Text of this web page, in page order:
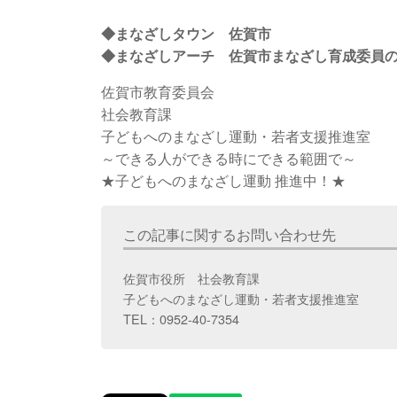
◆まなざしタウン 佐賀市
◆まなざしアーチ 佐賀市まなざし育成委員
佐賀市教育委員会
社会教育課
子どもへのまなざし運動・若者支援推進室
～できる人ができる時にできる範囲で～
★子どもへのまなざし運動 推進中！★
この記事に関するお問い合わせ先
佐賀市役所 社会教育課
子どもへのまなざし運動・若者支援推進室
TEL：0952-40-7354